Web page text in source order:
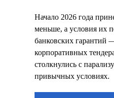
Начало 2026 года
меньше, а условия их
банковских гарантий
корпоративных
столкнулись с
привычных условиях.